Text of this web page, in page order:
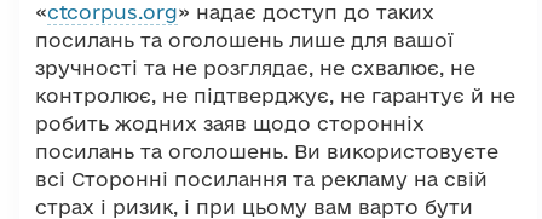
«ctcorpus.org» надає доступ до таких
посилань та оголошень лише для вашої
зручності та не розглядає, не схвалює, не
контролює, не підтверджує, не гарантує й не
робить жодних заяв щодо сторонніх
посилань та оголошень. Ви використовуєте
всі Сторонні посилання та рекламу на свій
страх і ризик, і при цьому вам варто бути